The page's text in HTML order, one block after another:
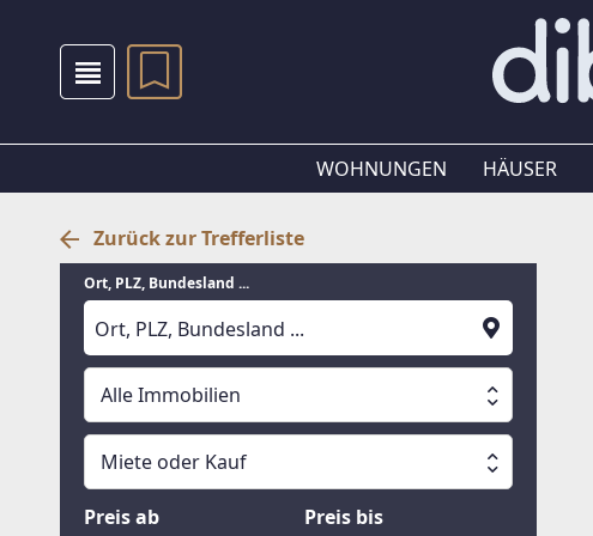
WOHNUNGEN HÄUSER
Zurück zur Trefferliste
Ort, PLZ, Bundesland ...
Suche läuft
Alle Immobilien
Alle Immobilien
Häuser
Miete oder Kauf
Miete oder Kauf
Preis ab Preis bis